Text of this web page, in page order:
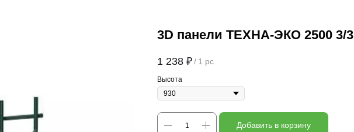
3D панели ТЕХНА-ЭКО 2500 3/3
1 238 ₽/ 1 pc
Высота
Добавить в корзину